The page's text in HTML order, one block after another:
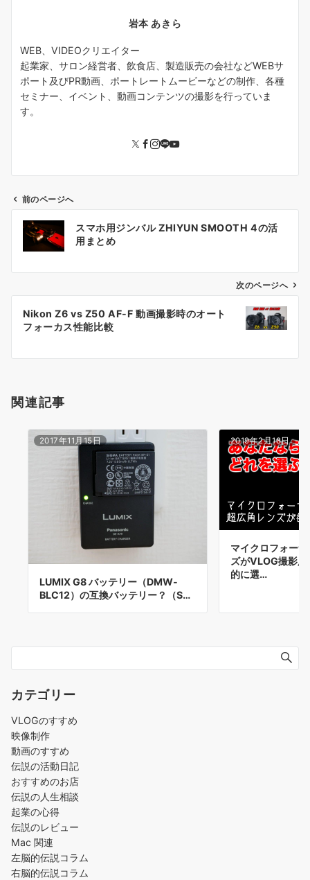
岩本 あきら
WEB、VIDEOクリエイター
起業家、サロン経営者、飲食店、製造販売の会社などWEBサ
ポート及びPR動画、ポートレートムービーなどの制作、各種
セミナー、イベント、動画コンテンツの撮影を行っていま
す。
ビ
ン
前のページへ
スマホ用ジンバル ZHIYUN SMOOTH 4の活
用まとめ
次のページへ
Nikon Z6 vs Z50 AF-F 動画撮影時のオート
フォーカス性能比較
関連記事
2017年11月15日
LUMIX G8 バッテリー（DMW-
BLC12）の互換バッテリー？（S…
2019年2月18日
マイクロフォー
ズがVLOG撮影
的に選…
カテゴリー
VLOGのすすめ
映像制作
動画のすすめ
伝説の活動日記
おすすめのお店
伝説の人生相談
起業の心得
伝説のレビュー
Mac 関連
左脳的伝説コラム
右脳的伝説コラム